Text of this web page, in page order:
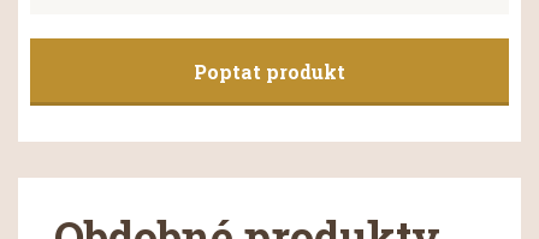
Poptat produkt